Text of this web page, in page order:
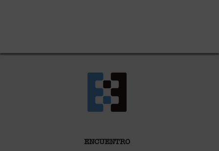
ENCUENTRO